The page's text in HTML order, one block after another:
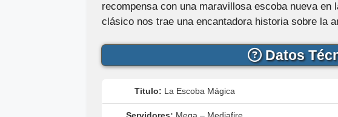
recompensa con una maravillosa escoba nueva en
clásico nos trae una encantadora historia sobre la
Datos
Titulo: La Escoba Mágica
Servidores: Mega – Mediafire